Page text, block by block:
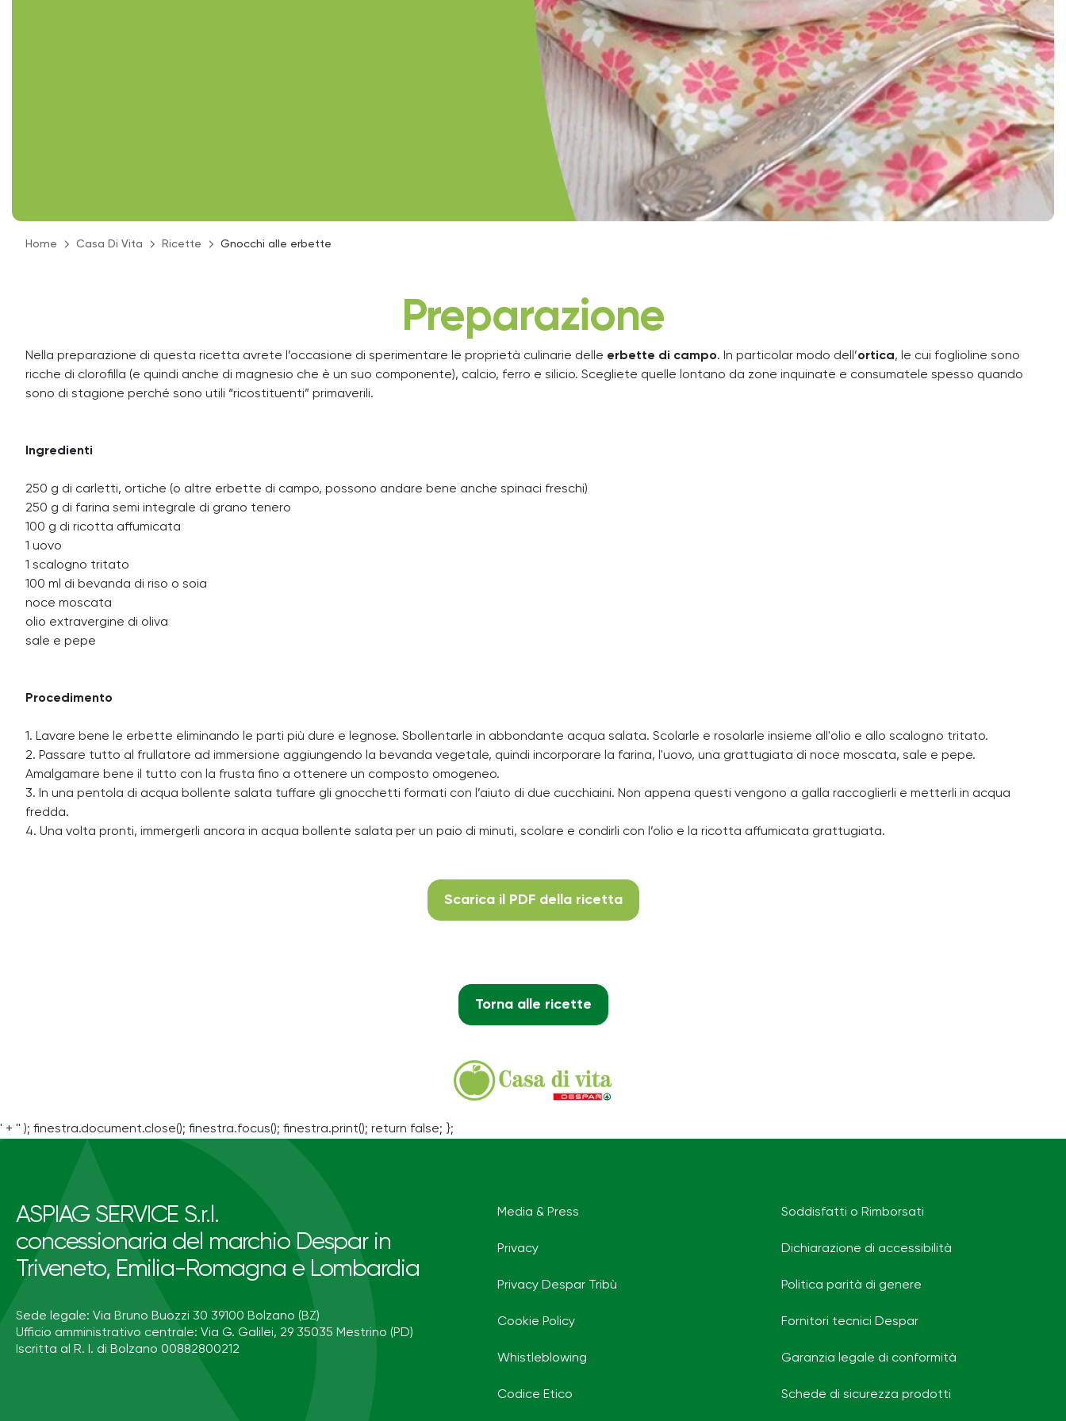
Home Casa Di Vita Ricette Gnocchi alle erbette
Preparazione
Nella preparazione di questa ricetta avrete l’occasione di sperimentare le proprietà culinarie delle erbette di campo. In particolar modo dell’ortica, le cui foglioline sono
ricche di clorofilla (e quindi anche di magnesio che è un suo componente), calcio, ferro e silicio. Scegliete quelle lontano da zone inquinate e consumatele spesso quando
sono di stagione perché sono utili “ricostituenti” primaverili.
Ingredienti
250 g di carletti, ortiche (o altre erbette di campo, possono andare bene anche spinaci freschi)
250 g di farina semi integrale di grano tenero
100 g di ricotta affumicata
1 uovo
1 scalogno tritato
100 ml di bevanda di riso o soia
noce moscata
olio extravergine di oliva
sale e pepe
Procedimento
1. Lavare bene le erbette eliminando le parti più dure e legnose. Sbollentarle in abbondante acqua salata. Scolarle e rosolarle insieme all'olio e allo scalogno tritato.
2. Passare tutto al frullatore ad immersione aggiungendo la bevanda vegetale, quindi incorporare la farina, l'uovo, una grattugiata di noce moscata, sale e pepe.
Amalgamare bene il tutto con la frusta fino a ottenere un composto omogeneo.
3. In una pentola di acqua bollente salata tuffare gli gnocchetti formati con l’aiuto di due cucchiaini. Non appena questi vengono a galla raccoglierli e metterli in acqua
fredda.
4. Una volta pronti, immergerli ancora in acqua bollente salata per un paio di minuti, scolare e condirli con l’olio e la ricotta affumicata grattugiata.
Scarica il PDF della ricetta
Torna alle ricette
' + '' ); finestra.document.close(); finestra.focus(); finestra.print(); return false; };
ASPIAG SERVICE S.r.l.
concessionaria del marchio Despar in
Triveneto, Emilia-Romagna e Lombardia
Sede legale: Via Bruno Buozzi 30 39100 Bolzano (BZ)
Ufficio amministrativo centrale: Via G. Galilei, 29 35035 Mestrino (PD)
Iscritta al R. I. di Bolzano 00882800212
Media & Press
Privacy
Privacy Despar Tribù
Cookie Policy
Whistleblowing
Codice Etico
Soddisfatti o Rimborsati
Dichiarazione di accessibilità
Politica parità di genere
Fornitori tecnici Despar
Garanzia legale di conformità
Schede di sicurezza prodotti